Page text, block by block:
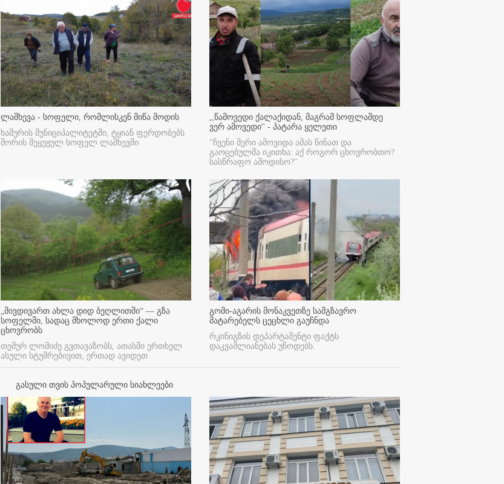
ლაშხევა - სოფელი, რომლისკენ მიწა მოდის
ხაშურის მუნიციპალიტეტში, ტყიან ფერდობებს
შორის შეყუჟულ სოფელ ლაშხევში
,,წამოვედი ქალაქიდან, მაგრამ სოფლამდე
ვერ ამოვედი'' - პატარა ყელეთი
"ჩვენი მერი ამოვიდა ამას წინათ და
გაოცებულმა იკითხა: აქ როგორ ცხოვრობთო?
სასწრაფო ამოდისო?"
„მივდივართ ახლა დიდ ბეღლითში“ — გზა
სოფელში, სადაც მხოლოდ ერთი ქალი
ცხოვრობს
თემურ ლომიძე გვთავაზობს, ათასში ერთხელ
ასული სტუმრებივით, ერთად ავიდეთ
გომი-აგარის მონაკვეთზე სამგზავრო
მატარებელს ცეცხლი გაუჩნდა
რკინიგზის დეპარტამენტი ფაქტს
დაკვამლიანებას უწოდებს.
გასული თვის პოპულარული სიახლეები